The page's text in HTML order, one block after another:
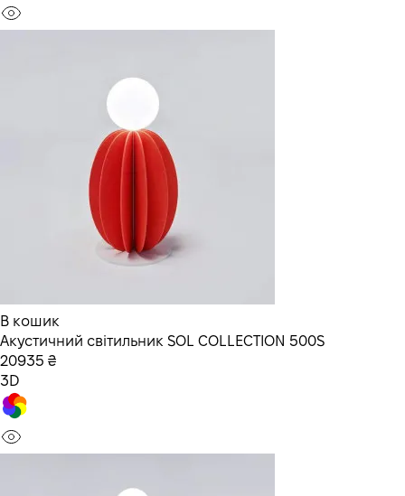
В кошик
Акустичний світильник SOL COLLECTION 500S
20935 ₴
3D